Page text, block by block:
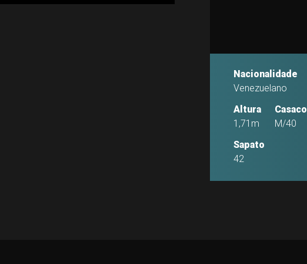
Nacionalidade
Venezuelano
Altura
1,71m
Casaco
M/40
Sapato
42